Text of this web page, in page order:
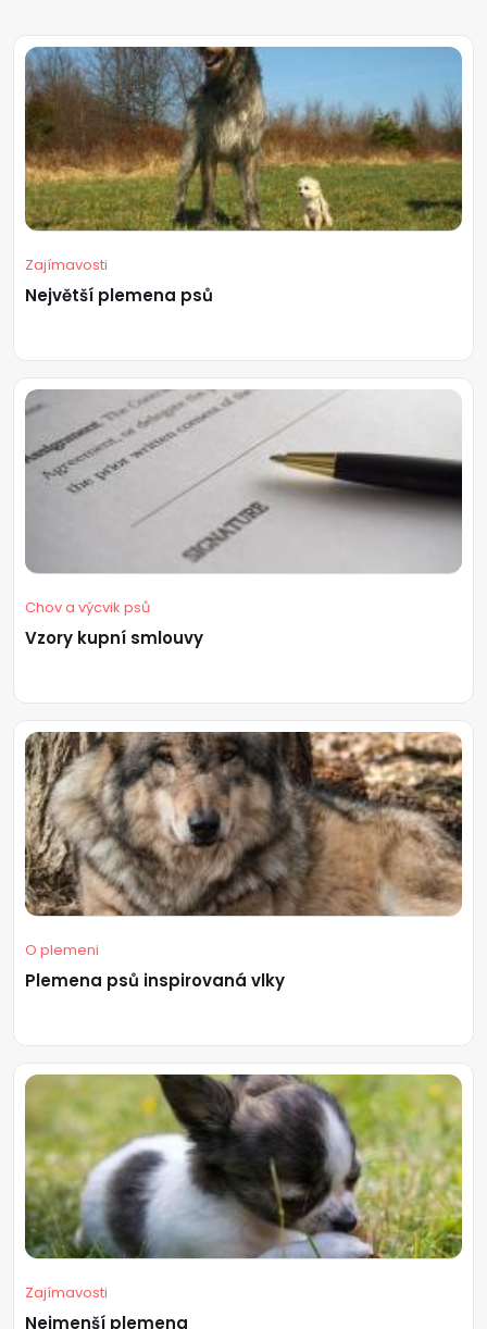
Zajímavosti
Největší plemena psů
Chov a výcvik psů
Vzory kupní smlouvy
O plemeni
Plemena psů inspirovaná vlky
Zajímavosti
Nejmenší plemena